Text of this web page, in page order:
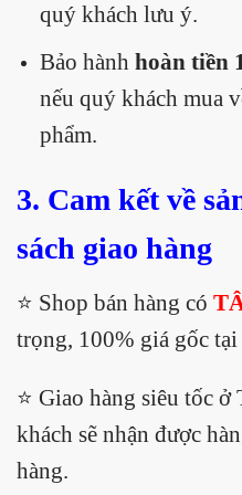
quý khách lưu ý.
Bảo hành hoàn tiền
nếu quý khách mua
phẩm.
3. Cam kết về
sách giao hàng
⭐️ Shop bán hàng có
trọng, 100% giá gốc
⭐️ Giao hàng siêu tốc
khách sẽ nhận được
hàng.